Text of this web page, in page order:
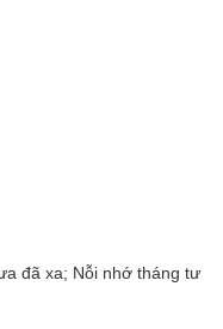
đã xa; Nỗi nhớ tháng tư